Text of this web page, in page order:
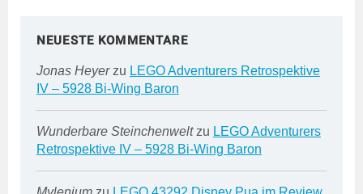
NEUESTE KOMMENTARE
Jonas Heyerzu LEGO Adventurers Retrospektive
IV – 5928 Bi-Wing Baron
Wunderbare Steinchenweltzu LEGO Adventurers
Retrospektive IV – 5928 Bi-Wing Baron